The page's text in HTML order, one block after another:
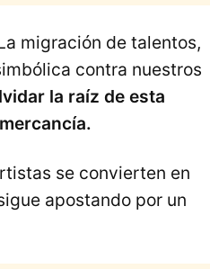
migración de talentos,
contra nuestros
la raíz de esta
se convierten en
apostando por un